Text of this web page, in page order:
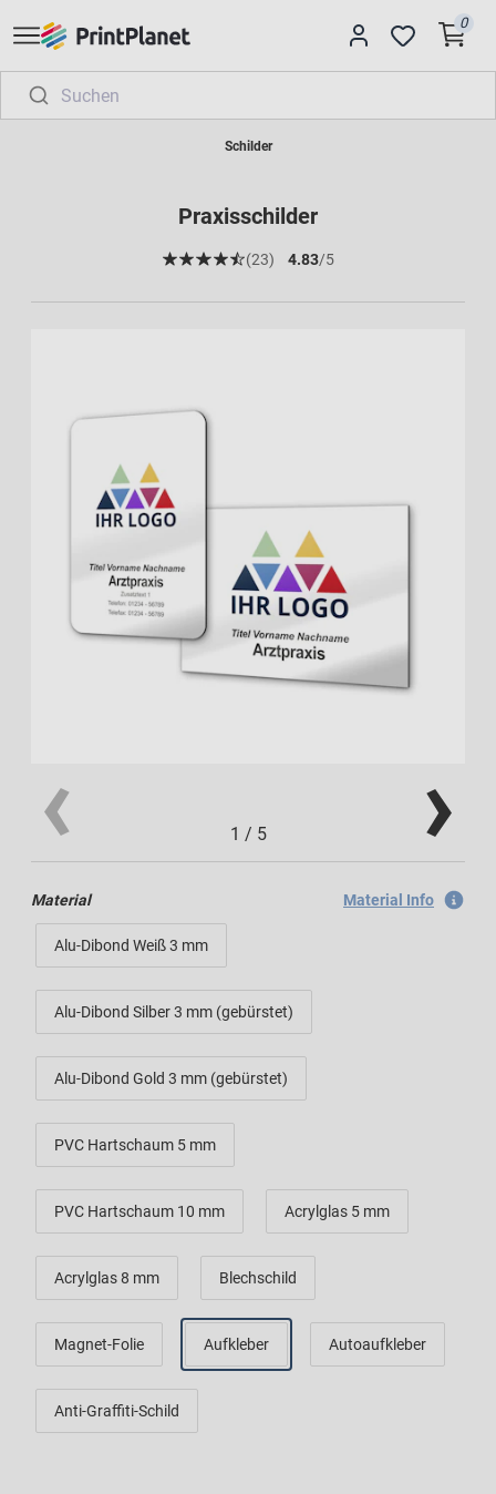
0
Schilder
Praxisschilder
(23) 4.83/5
1 / 5
Material Material Info
Alu-Dibond Weiß 3 mm
Alu-Dibond Silber 3 mm (gebürstet)
Alu-Dibond Gold 3 mm (gebürstet)
PVC Hartschaum 5 mm
PVC Hartschaum 10 mm Acrylglas 5 mm
Acrylglas 8 mm Blechschild
Magnet-Folie Aufkleber Autoaufkleber
Anti-Graffiti-Schild